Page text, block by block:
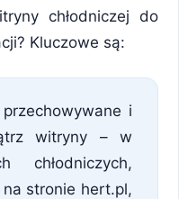
chłodniczej do
Kluczowe są:
i
witryny – w
chłodniczych,
stronie hert.pl,